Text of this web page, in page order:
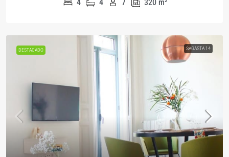
4 4 7 320 m²
DESTACADO SAGASTA 14